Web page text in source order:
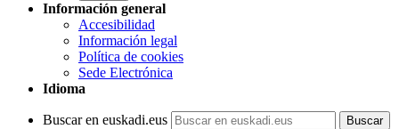
Información general
Accesibilidad
Información legal
Política de cookies
Sede Electrónica
Idioma
Buscar en euskadi.eus